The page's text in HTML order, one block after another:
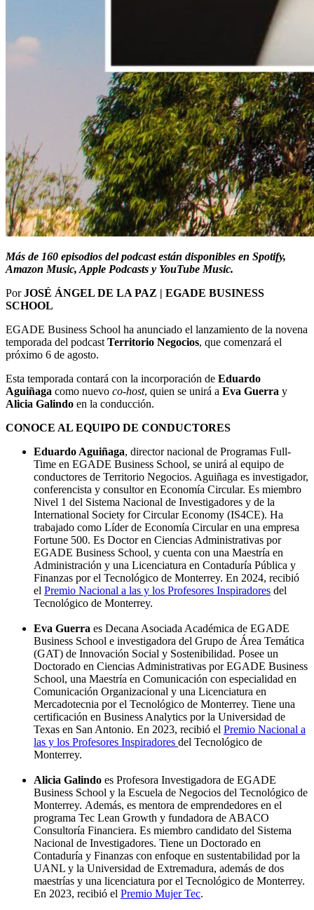
Más de 160 episodios del podcast están disponibles en Spotify,
Amazon Music, Apple Podcasts y YouTube Music.
PorJOSÉ ÁNGEL DE LA PAZ | EGADE BUSINESS
SCHOOL
EGADE Business School ha anunciado el lanzamiento de la novena
temporada del podcastTerritorio Negocios, que comenzará el
próximo 6 de agosto.
Esta temporada contará con la incorporación de Eduardo
Aguiñaga como nuevo co-host, quien se unirá a Eva Guerra y
Alicia Galindo en la conducción.
CONOCE AL EQUIPO DE CONDUCTORES
Eduardo Aguiñaga, director nacional de Programas Full-
Time en EGADE Business School, se unirá al equipo de
conductores de Territorio Negocios. Aguiñaga es investigador,
conferencista y consultor en Economía Circular. Es miembro
Nivel 1 del Sistema Nacional de Investigadores y de la
International Society for Circular Economy (IS4CE). Ha
trabajado como Líder de Economía Circular en una empresa
Fortune 500. Es Doctor en Ciencias Administrativas por
EGADE Business School, y cuenta con una Maestría en
Administración y una Licenciatura en Contaduría Pública y
Finanzas por el Tecnológico de Monterrey. En 2024, recibió
el Premio Nacional a las y los Profesores Inspiradores del
Tecnológico de Monterrey.
Eva Guerra es Decana Asociada Académica de EGADE
Business School e investigadora del Grupo de Área Temática
(GAT) de Innovación Social y Sostenibilidad. Posee un
Doctorado en Ciencias Administrativas por EGADE Business
School, una Maestría en Comunicación con especialidad en
Comunicación Organizacional y una Licenciatura en
Mercadotecnia por el Tecnológico de Monterrey. Tiene una
certificación en Business Analytics por la Universidad de
Texas en San Antonio. En 2023, recibió el Premio Nacional a
las y los Profesores Inspiradores del Tecnológico de
Monterrey.
Alicia Galindo es Profesora Investigadora de EGADE
Business School y la Escuela de Negocios del Tecnológico de
Monterrey. Además, es mentora de emprendedores en el
programa Tec Lean Growth y fundadora de ABACO
Consultoría Financiera. Es miembro candidato del Sistema
Nacional de Investigadores. Tiene un Doctorado en
Contaduría y Finanzas con enfoque en sustentabilidad por la
UANL y la Universidad de Extremadura, además de dos
maestrías y una licenciatura por el Tecnológico de Monterrey.
En 2023, recibió el Premio Mujer Tec.